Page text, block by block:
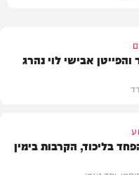
אבישי לוי נהרג
בליכוד, הקרבות בימין